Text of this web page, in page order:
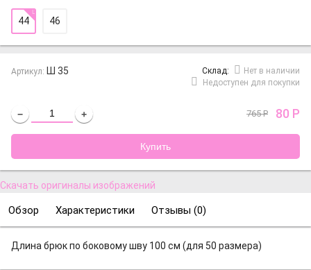
44 46
Артикул: Ш 35 Cклад:
Нет в наличии
Недоступен для покупки
− + 765Р 80 Р
Скачать оригиналы изображений
Обзор Характеристики Отзывы (0)
Длина брюк по боковому шву 100 см (для 50 размера)